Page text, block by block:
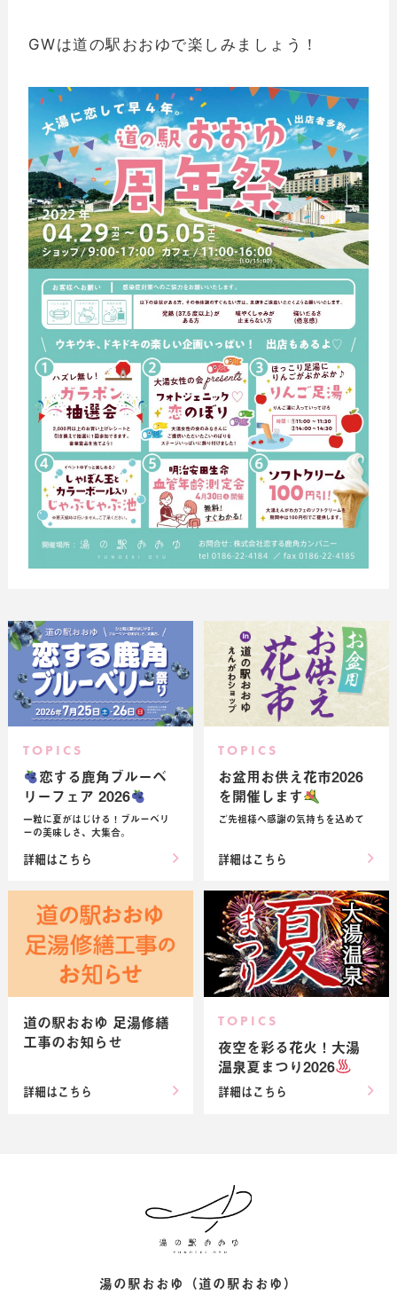
GWは道の駅おおゆで楽しみましょう！
TOPICS
恋する鹿角ブルーベ
リーフェア 2026
一粒に夏がはじける！ブルーベリ
ーの美味しさ、大集合。
詳細はこちら
TOPICS
お盆用お供え花市2026
を開催します
ご先祖様へ感謝の気持ちを込めて
詳細はこちら
道の駅おおゆ 足湯修繕
工事のお知らせ
詳細はこちら
TOPICS
夜空を彩る花火！大湯
温泉夏まつり2026
詳細はこちら
湯の駅おおゆ（道の駅おおゆ）